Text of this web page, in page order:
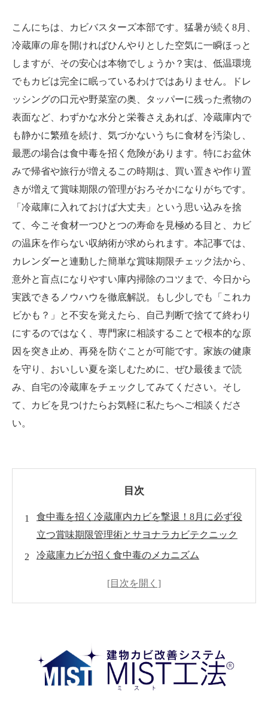
こんにちは、カビバスターズ本部です。猛暑が続く8月、
冷蔵庫の扉を開ければひんやりとした空気に一瞬ほっと
しますが、その安心は本物でしょうか？実は、低温環境
でもカビは完全に眠っているわけではありません。ドレ
ッシングの口元や野菜室の奥、タッパーに残った煮物の
表面など、わずかな水分と栄養さえあれば、冷蔵庫内で
も静かに繁殖を続け、気づかないうちに食材を汚染し、
最悪の場合は食中毒を招く危険があります。特にお盆休
みで帰省や旅行が増えるこの時期は、買い置きや作り置
きが増えて賞味期限の管理がおろそかになりがちです。
「冷蔵庫に入れておけば大丈夫」という思い込みを捨
て、今こそ食材一つひとつの寿命を見極める目と、カビ
の温床を作らない収納術が求められます。本記事では、
カレンダーと連動した簡単な賞味期限チェック法から、
意外と盲点になりやすい庫内掃除のコツまで、今日から
実践できるノウハウを徹底解説。もし少しでも「これカ
ビかも？」と不安を覚えたら、自己判断で捨てて終わり
にするのではなく、専門家に相談することで根本的な原
因を突き止め、再発を防ぐことが可能です。家族の健康
を守り、おいしい夏を楽しむために、ぜひ最後まで読
み、自宅の冷蔵庫をチェックしてみてください。そし
て、カビを見つけたらお気軽に私たちへご相談くださ
い。
目次
食中毒を招く冷蔵庫内カビを撃退！8月に必ず役
立つ賞味期限管理術とサヨナラカビテクニック
冷蔵庫カビが招く食中毒のメカニズム
カビ発見を防ぐ！収納＆清掃ルーティン
要注意サインはこれだ！カビ発見チェックリス